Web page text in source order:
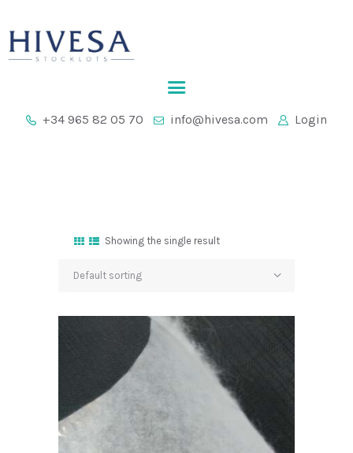
+34 965 82 05 70 info@hivesa.com Login
INICIO
Showing the single result